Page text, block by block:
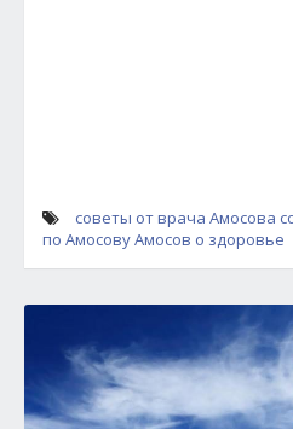
советы от врача Амосова
по АмосовуАмосов о здоровье